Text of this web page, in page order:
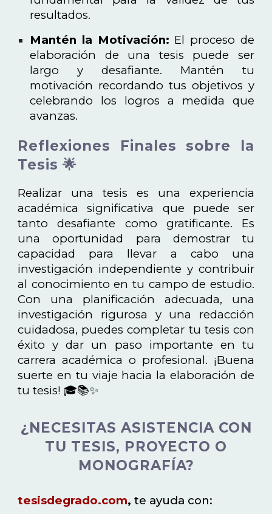
resultados.
Mantén la Motivación: El proceso de
elaboración de una tesis puede ser
largo y desafiante. Mantén tu
motivación recordando tus objetivos y
celebrando los logros a medida que
avanzas.
Reflexiones Finales sobre la
Tesis 🌟
Realizar una tesis es una experiencia
académica significativa que puede ser
tanto desafiante como gratificante. Es
una oportunidad para demostrar tu
capacidad para llevar a cabo una
investigación independiente y contribuir
al conocimiento en tu campo de estudio.
Con una planificación adecuada, una
investigación rigurosa y una redacción
cuidadosa, puedes completar tu tesis con
éxito y dar un paso importante en tu
carrera académica o profesional. ¡Buena
suerte en tu viaje hacia la elaboración de
tu tesis! 🎓📚✨
¿NECESITAS ASISTENCIA CON
TU TESIS, PROYECTO O
MONOGRAFÍA?
tesisdegrado.com, te ayuda con: